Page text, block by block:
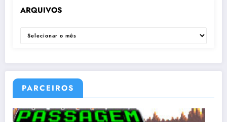
ARQUIVOS
ARQUIVOS
PARCEIROS